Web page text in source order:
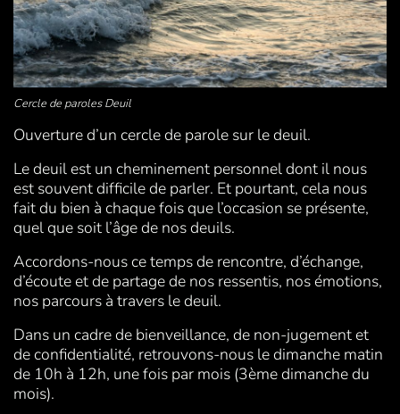
Cercle de paroles Deuil
Ouverture d’un cercle de parole sur le deuil.
Le deuil est un cheminement personnel dont il nous
est souvent difficile de parler. Et pourtant, cela nous
fait du bien à chaque fois que l’occasion se présente,
quel que soit l’âge de nos deuils.
Accordons-nous ce temps de rencontre, d’échange,
d’écoute et de partage de nos ressentis, nos émotions,
nos parcours à travers le deuil.
Dans un cadre de bienveillance, de non-jugement et
de confidentialité, retrouvons-nous le dimanche matin
de 10h à 12h, une fois par mois (3ème dimanche du
mois).